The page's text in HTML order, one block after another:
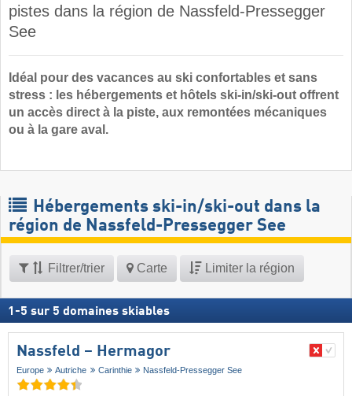
pistes dans la région de Nassfeld-Pressegger
See
Idéal pour des vacances au ski confortables et sans
stress : les hébergements et hôtels ski-in/ski-out offrent
un accès direct à la piste, aux remontées mécaniques
ou à la gare aval.
Hébergements ski-in/ski-out dans la
région de Nassfeld-Pressegger See
Filtrer/trier Carte Limiter la région
1 -5 sur 5 domaines skiables
Nassfeld – Hermagor
Europe Autriche Carinthie Nassfeld-Pressegger See